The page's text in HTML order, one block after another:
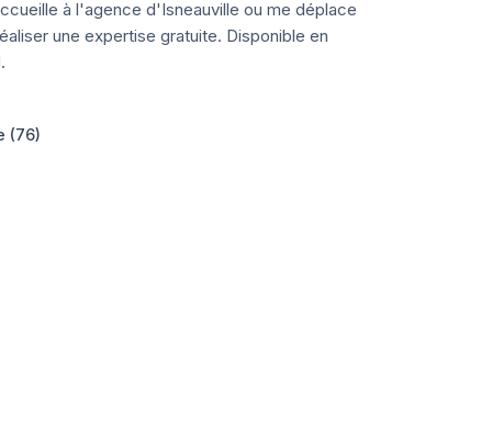
à l'agence d'Isneauville ou me déplace
une expertise gratuite. Disponible en
(76)